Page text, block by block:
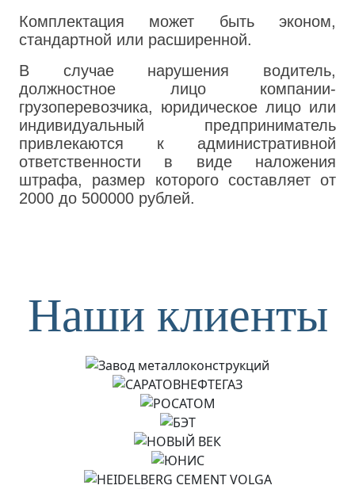
Комплектация может быть эконом,
стандартной или расширенной.
В случае нарушения водитель,
должностное лицо компании-
грузоперевозчика, юридическое лицо или
индивидуальный предприниматель
привлекаются к административной
ответственности в виде наложения
штрафа, размер которого составляет от
2000 до 500000 рублей.
Наши клиенты